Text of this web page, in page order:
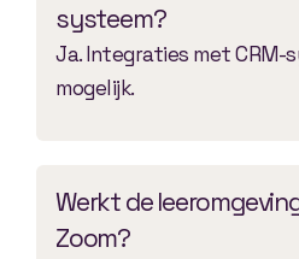
systeem?
Ja. Integraties met CRM-
mogelijk.
Werkt de
Zoom?